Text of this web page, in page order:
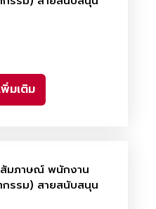
มเติม
สัมภาษณ์ พนักงาน
รรม) สายสนับสนุน